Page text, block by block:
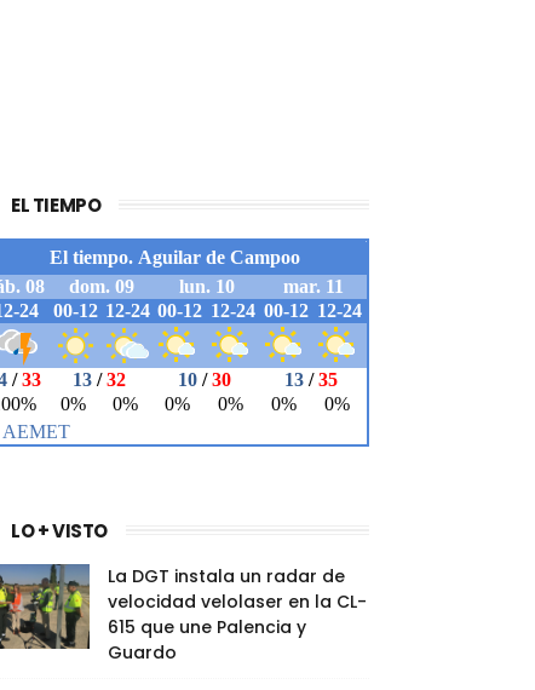
EL TIEMPO
LO + VISTO
La DGT instala un radar de
velocidad velolaser en la CL-
615 que une Palencia y
Guardo